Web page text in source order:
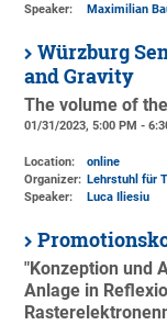
Speaker:
Maximilian
Würzburg
and Gravity
The volume of
01/31/2023, 5:00 PM -
Location:
online
Organizer: Lehrstuhl für
Speaker:
Luca Iliesiu
"Konzeption und
Anlage in